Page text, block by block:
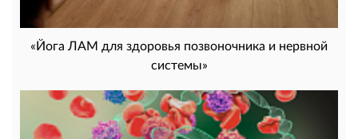
«Йога ЛАМ для здоровья позвоночника и нервной
системы»